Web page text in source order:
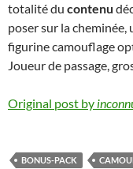
totalité du contenu
poser sur la cheminée,
figurine camouflage
Joueur de passage,
Original post by
BONUS-PACK